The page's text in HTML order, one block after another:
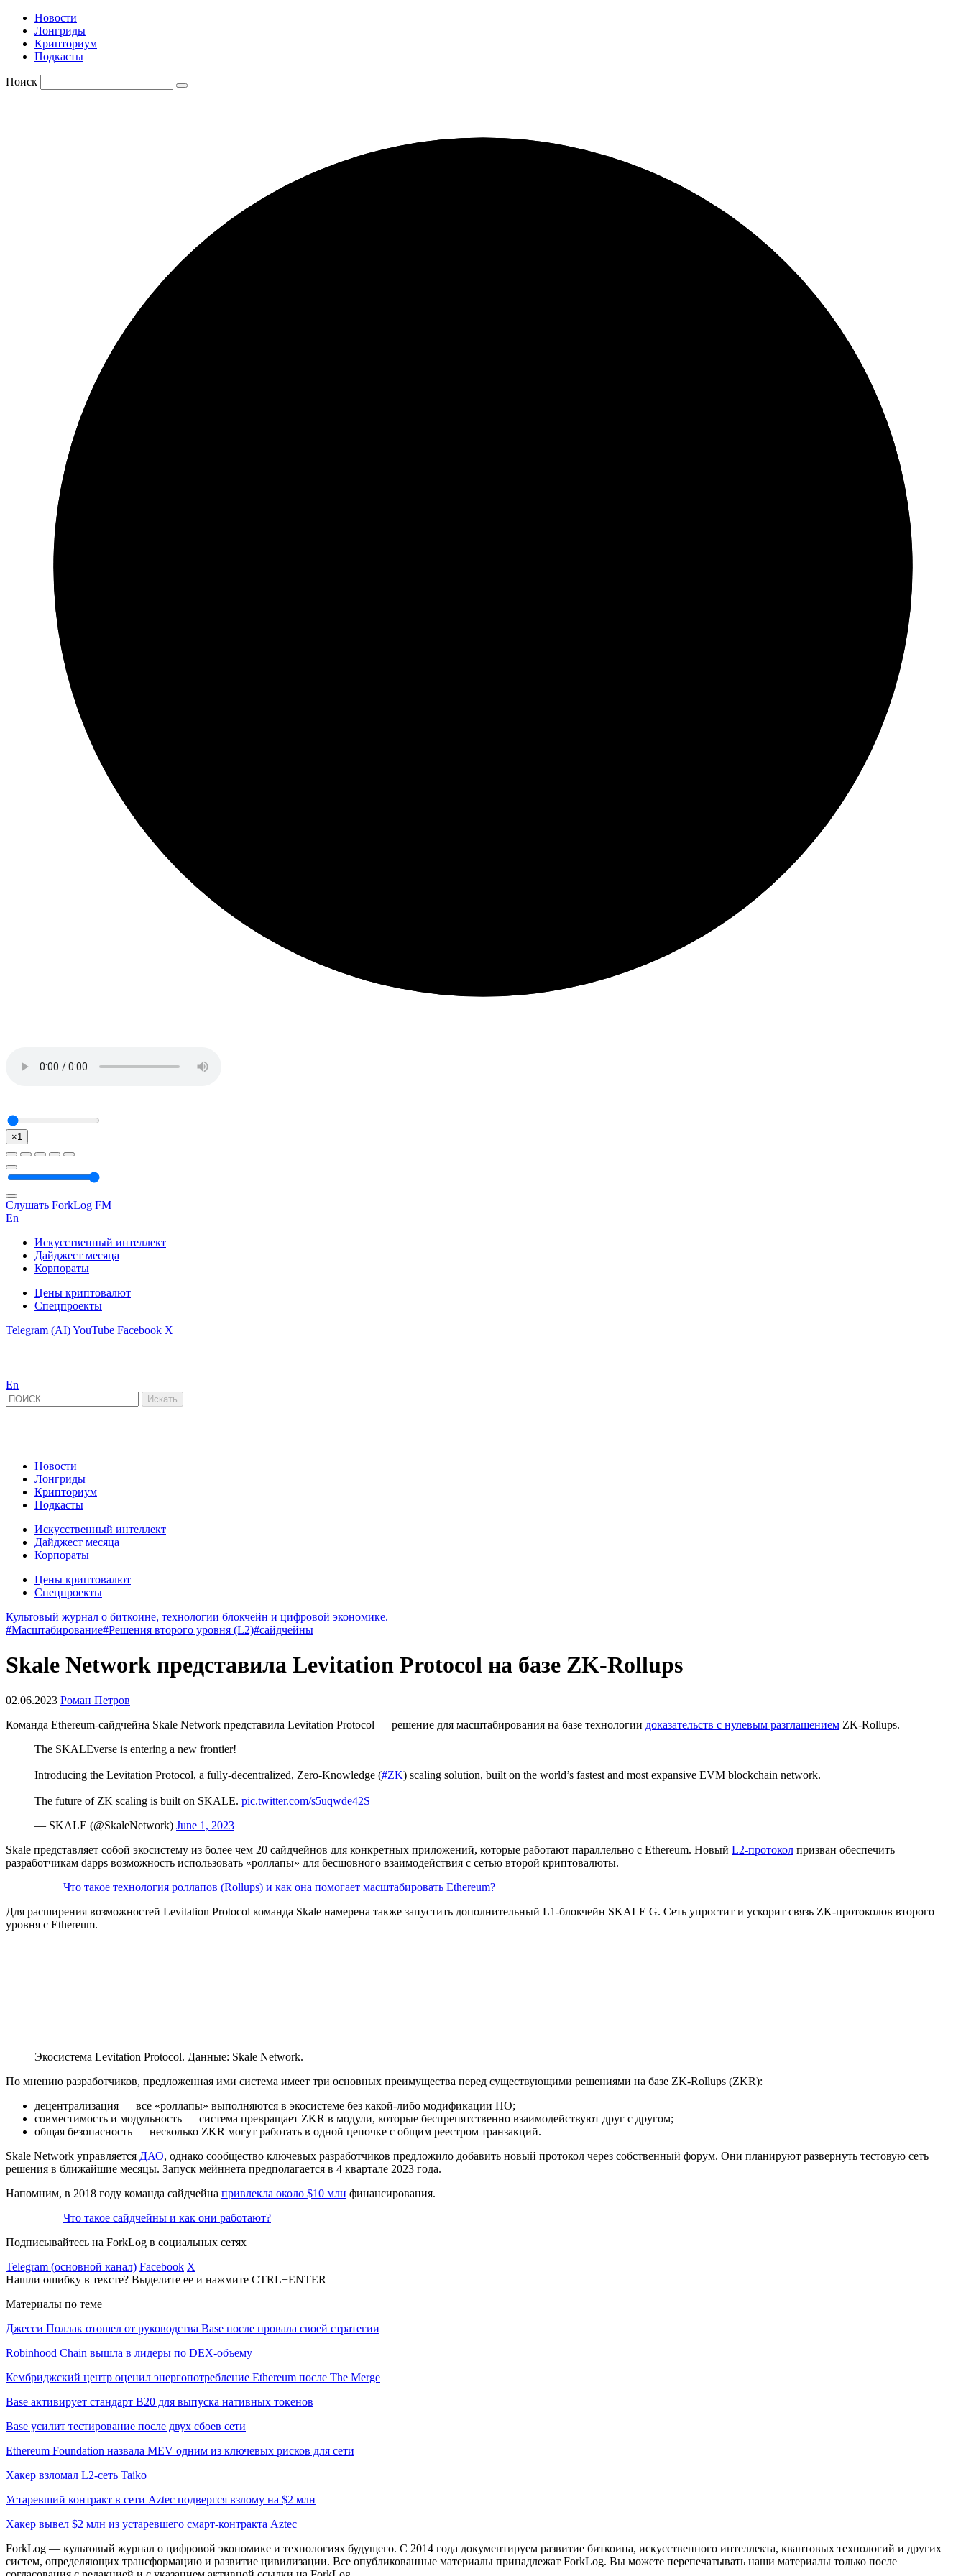
Новости
Лонгриды
Крипториум
Подкасты
Поиск
×1
Слушать ForkLog FM
En
Искусственный интеллект
Дайджест месяца
Корпораты
Цены криптовалют
Спецпроекты
Telegram (AI)YouTube Facebook X
En
Новости
Лонгриды
Крипториум
Подкасты
Искусственный интеллект
Дайджест месяца
Корпораты
Цены криптовалют
Спецпроекты
Культовый журнал о биткоине, технологии блокчейн и цифровой экономике.
#Масштабирование#Решения второго уровня (L2)#сайдчейны
Skale Network представила Levitation Protocol на базе ZK-Rollups
02.06.2023 Роман Петров
Команда Ethereum-сайдчейна Skale Network представила Levitation Protocol — решение для масштабирования на базе технологии доказательств с нулевым разглашением ZK-Rollups.
The SKALEverse is entering a new frontier!
Introducing the Levitation Protocol, a fully-decentralized, Zero-Knowledge (#ZK) scaling solution, built on the world’s fastest and most expansive EVM blockchain network.
The future of ZK scaling is built on SKALE. pic.twitter.com/s5uqwde42S
— SKALE (@SkaleNetwork) June 1, 2023
Skale представляет собой экосистему из более чем 20 сайдчейнов для конкретных приложений, которые работают параллельно с Ethereum. Новый L2-протокол призван обеспечить
разработчикам dapps возможность использовать «роллапы» для бесшовного взаимодействия с сетью второй криптовалюты.
Что такое технология роллапов (Rollups) и как она помогает масштабировать Ethereum?
Для расширения возможностей Levitation Protocol команда Skale намерена также запустить дополнительный L1-блокчейн SKALE G. Сеть упростит и ускорит связь ZK-протоколов второго
уровня с Ethereum.
Экосистема Levitation Protocol. Данные: Skale Network.
По мнению разработчиков, предложенная ими система имеет три основных преимущества перед существующими решениями на базе ZK-Rollups (ZKR):
децентрализация — все «роллапы» выполняются в экосистеме без какой-либо модификации ПО;
совместимость и модульность — система превращает ZKR в модули, которые беспрепятственно взаимодействуют друг с другом;
общая безопасность — несколько ZKR могут работать в одной цепочке с общим реестром транзакций.
Skale Network управляется ДАО, однако сообщество ключевых разработчиков предложило добавить новый протокол через собственный форум. Они планируют развернуть тестовую сеть
решения в ближайшие месяцы. Запуск мейннета предполагается в 4 квартале 2023 года.
Напомним, в 2018 году команда сайдчейна привлекла около $10 млн финансирования.
Что такое сайдчейны и как они работают?
Подписывайтесь на ForkLog в социальных сетях
Telegram (основной канал) Facebook X
Нашли ошибку в тексте? Выделите ее и нажмите CTRL+ENTER
Материалы по теме
Джесси Поллак отошел от руководства Base после провала своей стратегии
Robinhood Chain вышла в лидеры по DEX-объему
Кембриджский центр оценил энергопотребление Ethereum после The Merge
Base активирует стандарт B20 для выпуска нативных токенов
Base усилит тестирование после двух сбоев сети
Ethereum Foundation назвала MEV одним из ключевых рисков для сети
Хакер взломал L2-сеть Taiko
Устаревший контракт в сети Aztec подвергся взлому на $2 млн
Хакер вывел $2 млн из устаревшего смарт-контракта Aztec
ForkLog — культовый журнал о цифровой экономике и технологиях будущего. С 2014 года документируем развитие биткоина, искусственного интеллекта, квантовых технологий и других
систем, определяющих трансформацию и развитие цивилизации. Все опубликованные материалы принадлежат ForkLog. Вы можете перепечатывать наши материалы только после